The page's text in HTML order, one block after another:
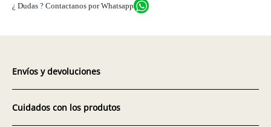
¿ Dudas ? Contactanos por Whatsapp
Envíos y devoluciones
Cuidados con los produtos